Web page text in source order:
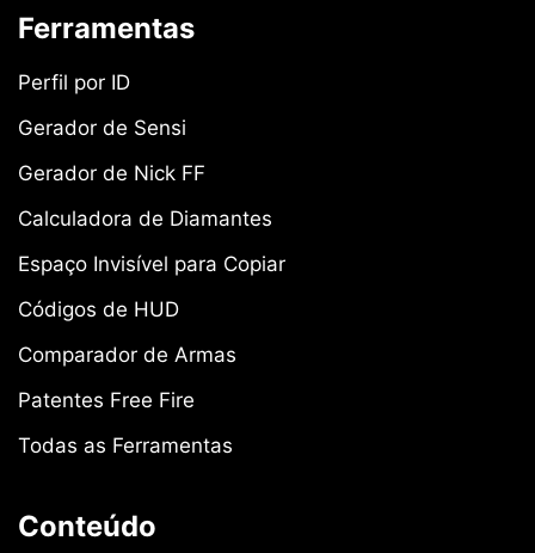
Ferramentas
Perfil por ID
Gerador de Sensi
Gerador de Nick FF
Calculadora de Diamantes
Espaço Invisível para Copiar
Códigos de HUD
Comparador de Armas
Patentes Free Fire
Todas as Ferramentas
Conteúdo